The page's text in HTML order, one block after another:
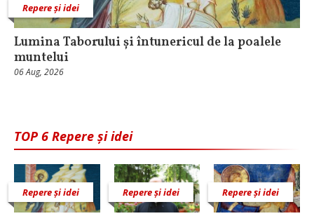
Repere și idei
Lumina Taborului și întunericul de la poalele
muntelui
06 Aug, 2026
TOP 6 Repere și idei
Repere și idei Repere și idei Repere și idei